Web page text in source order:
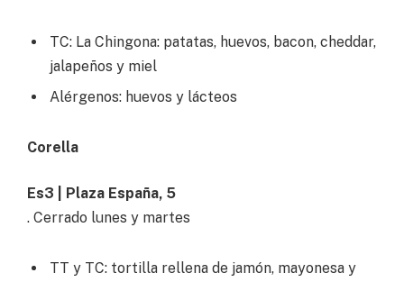
TC: La Chingona: patatas, huevos, bacon, cheddar,
jalapeños y miel
Alérgenos: huevos y lácteos
Corella
Es3 | Plaza España, 5
. Cerrado lunes y martes
TT y TC: tortilla rellena de jamón, mayonesa y